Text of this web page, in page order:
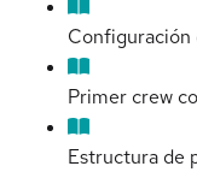
Configuración
Primer crew
Estructura de